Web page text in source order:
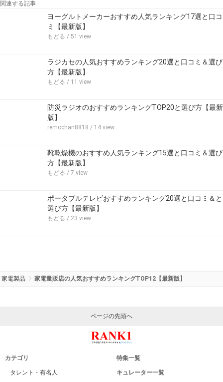
関連する記事
ヨーグルトメーカーおすすめ人気ランキング17選と口コ
ミ【最新版】
もどる / 51 view
ラジカセの人気おすすめランキング20選と口コミ＆選び
方【最新版】
もどる / 11 view
防災ラジオのおすすめランキングTOP20と選び方【最新
版】
remochan8818 / 14 view
靴乾燥機のおすすめ人気ランキング15選と口コミ＆選び
方【最新版】
もどる / 7 view
ポータブルテレビおすすめランキング20選と口コミ＆と
選び方【最新版】
もどる / 23 view
家電製品 家電量販店の人気おすすめランキングTOP12【最新版】
ページの先頭へ
カテゴリ
タレント・有名人
特集一覧
キュレーター一覧